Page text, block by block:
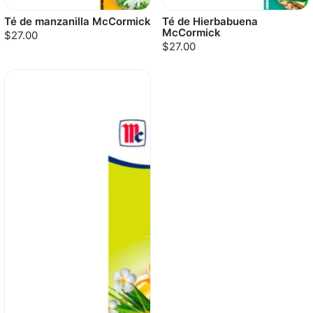
Té de manzanilla McCormick
$27.00
Té de Hierbabuena
McCormick
$27.00